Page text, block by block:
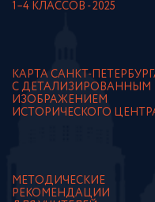
1–4 КЛАССОВ - 2025
КАРТА САНКТ-
С ДЕТАЛИЗИРОВАННЫМ
ИЗОБРАЖЕНИЕМ
ИСТОРИЧЕСКОГО
МЕТОДИЧЕСКИЕ
РЕКОМЕНДАЦИИ